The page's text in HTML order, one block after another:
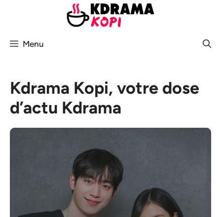
Menu
Kdrama Kopi, votre dose
d’actu Kdrama